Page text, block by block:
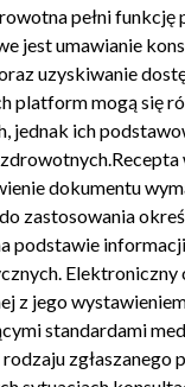
pełni funkcję
jest umawianie
uzyskiwanie
platform mogą się
ich
dokumentu
zastosowania
podstawie
z jego
standardami